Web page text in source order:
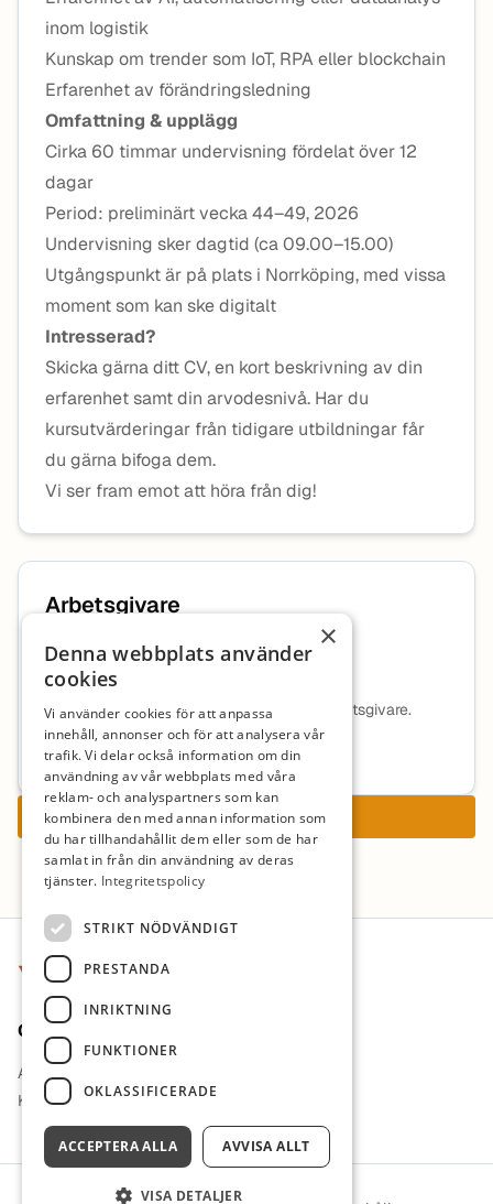
inom logistik
Kunskap om trender som IoT, RPA eller blockchain
Erfarenhet av förändringsledning
Omfattning & upplägg
Cirka 60 timmar undervisning fördelat över 12
dagar
Period: preliminärt vecka 44–49, 2026
Undervisning sker dagtid (ca 09.00–15.00)
Utgångspunkt är på plats i Norrköping, med vissa
moment som kan ske digitalt
Intresserad?
Skicka gärna ditt CV, en kort beskrivning av din
erfarenhet samt din arvodesnivå. Har du
kursutvärderingar från tidigare utbildningar får
du gärna bifoga dem.
Vi ser fram emot att höra från dig!
Arbetsgivare
Ecareer AB
Ingen beskrivning tillgänglig för denna arbetsgivare.
Mer information om arbetsgivaren
Ansök nu
Sidfot
Om oss
Arbetsgivare i fokus
Kontakt
×
Denna webbplats använder
cookies
Vi använder cookies för att anpassa
innehåll, annonser och för att analysera vår
trafik. Vi delar också information om din
användning av vår webbplats med våra
reklam- och analyspartners som kan
kombinera den med annan information som
du har tillhandahållit dem eller som de har
samlat in från din användning av deras
tjänster. Integritetspolicy
STRIKT NÖDVÄNDIGT
PRESTANDA
INRIKTNING
FUNKTIONER
OKLASSIFICERADE
ACCEPTERA ALLA AVVISA ALLT
VISA DETALJER